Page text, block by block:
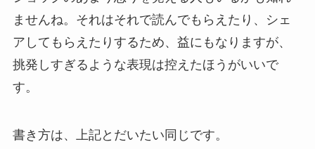
ませんね。それはそれで読んでもらえたり、シェ
アしてもらえたりするため、益にもなりますが、
挑発しすぎるような表現は控えたほうがいいで
す。
書き方は、上記とだいたい同じです。